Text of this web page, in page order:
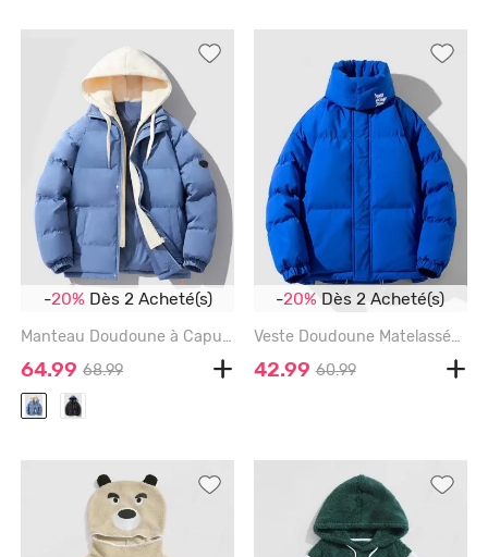
-20% Dès 2 Acheté(s)
Manteau Doudoune à Capuche Matelassé en Blocs de Couleurs Zippé avec Poches - BLUE - 2XL
64.99 68.99
-20% Dès 2 Acheté(s)
Veste Doudoune Matelassée à Imprimé Lettre à Col Détachable - BLUE - XL
42.99 60.99